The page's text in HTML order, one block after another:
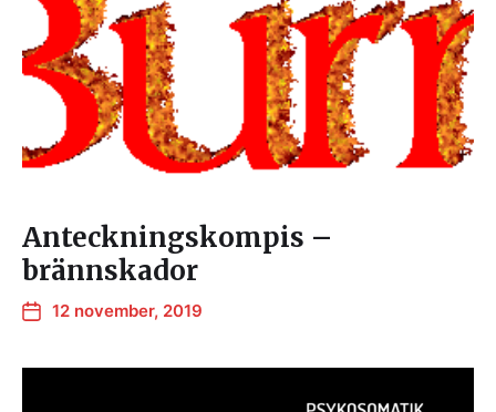
Anteckningskompis –
brännskador
12 november, 2019